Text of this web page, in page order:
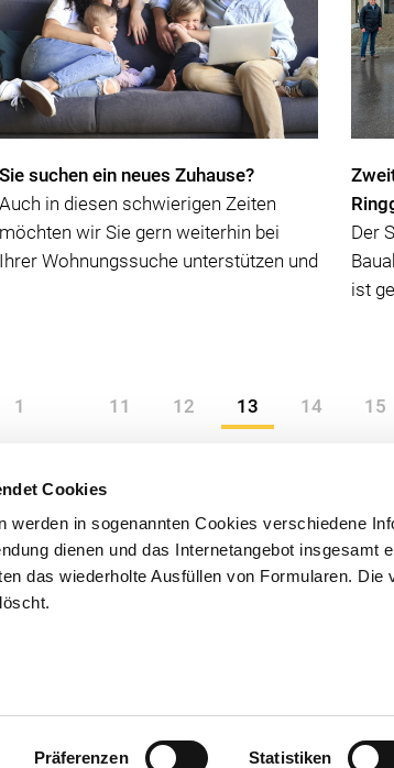
Cookies
werden in sogenannten Cookies verschiedene
dienen und das Internetangebot
das wiederholte Ausfüllen von Formularen.
Präferenzen Statistiken
Sie suchen ein neues Zuhause?
Auch in diesen schwierigen Zeiten
möchten wir Sie gern weiterhin bei
Ihrer Wohnungssuche unterstützen und
Der
ist
1 11 12 13 14 15